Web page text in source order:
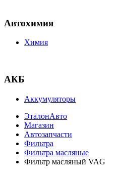
Автохимия
Химия
АКБ
Аккумуляторы
ЭталонАвто
Магазин
Автозапчасти
Фильтра
Фильтра масляные
Фильтр масляный VAG